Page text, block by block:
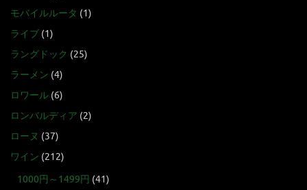
モバイルルータ (1)
ライブ (1)
ラングドック (25)
ラーメン (4)
ロワール (6)
ロンバルディア (2)
ローヌ (37)
ワイン (212)
1000円～1499円 (41)